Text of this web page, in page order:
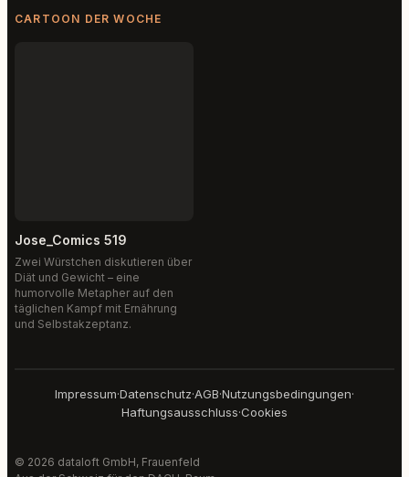
CARTOON DER WOCHE
Jose_Comics 519
Zwei Würstchen diskutieren über
Diät und Gewicht – eine
humorvolle Metapher auf den
täglichen Kampf mit Ernährung
und Selbstakzeptanz.
Impressum·Datenschutz·AGB·Nutzungsbedingungen·
Haftungsausschluss·Cookies
© 2026 dataloft GmbH, Frauenfeld